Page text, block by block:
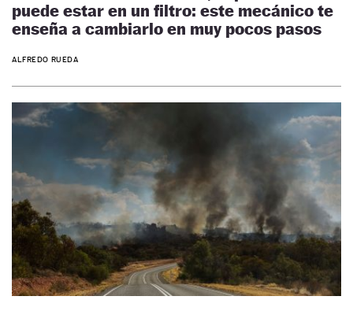
puede estar en un filtro: este mecánico te
enseña a cambiarlo en muy pocos pasos
ALFREDO RUEDA